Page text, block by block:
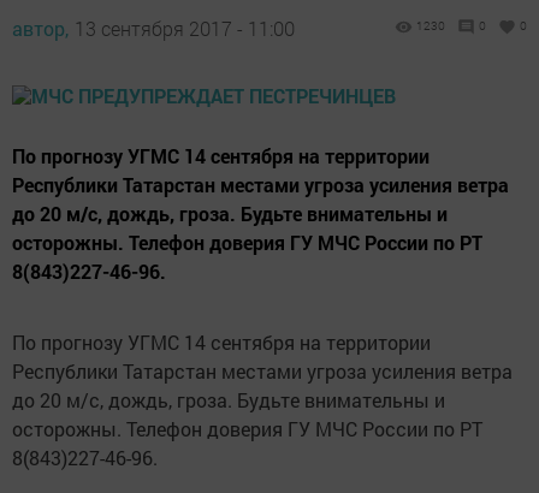
автор, 13 сентября 2017 - 11:00 1230 0 0
По прогнозу УГМС 14 сентября на территории
Республики Татарстан местами угроза усиления ветра
до 20 м/с, дождь, гроза. Будьте внимательны и
осторожны. Телефон доверия ГУ МЧС России по РТ
8(843)227-46-96.
По прогнозу УГМС 14 сентября на территории
Республики Татарстан местами угроза усиления ветра
до 20 м/с, дождь, гроза. Будьте внимательны и
осторожны. Телефон доверия ГУ МЧС России по РТ
8(843)227-46-96.